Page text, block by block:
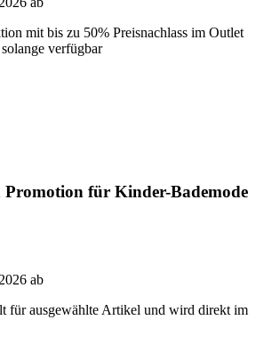
mit bis zu 50% Preisnachlass im Outlet
verfügbar
für Kinder-Bademode
ab
für ausgewählte Artikel und wird direkt im